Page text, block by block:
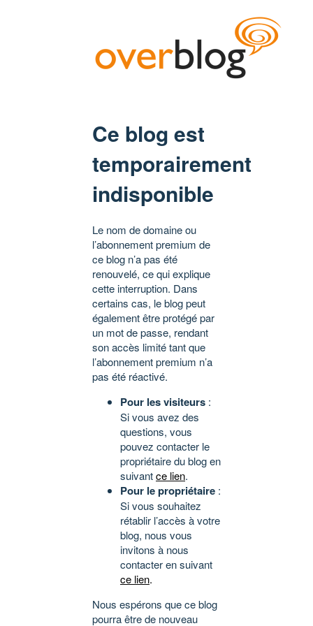
Ce blog est
temporairement
indisponible
Le nom de domaine ou
l’abonnement premium de
ce blog n’a pas été
renouvelé, ce qui explique
cette interruption. Dans
certains cas, le blog peut
également être protégé par
un mot de passe, rendant
son accès limité tant que
l’abonnement premium n’a
pas été réactivé.
Pour les visiteurs :
Si vous avez des
questions, vous
pouvez contacter le
propriétaire du blog en
suivantce lien.
Pour le propriétaire :
Si vous souhaitez
rétablir l’accès à votre
blog, nous vous
invitons à nous
contacter en suivant
ce lien.
Nous espérons que ce blog
pourra être de nouveau